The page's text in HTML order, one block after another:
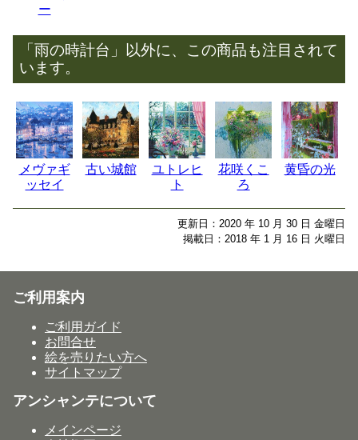
ー
「雨の時計台」以外に、この商品も注目されて
います。
メヴァギ
ッセイ
古い城館
ユトレヒ
ト
花咲くこ
ろ
黄昏の光
更新日：2020 年 10 月 30 日 金曜日
掲載日：2018 年 1 月 16 日 火曜日
ご利用案内
ご利用ガイド
お問合せ
絵を売りたい方へ
サイトマップ
アンシャンテについて
メインページ